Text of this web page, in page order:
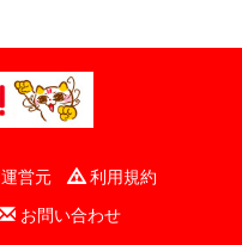
運営元
利用規約
お問い合わせ